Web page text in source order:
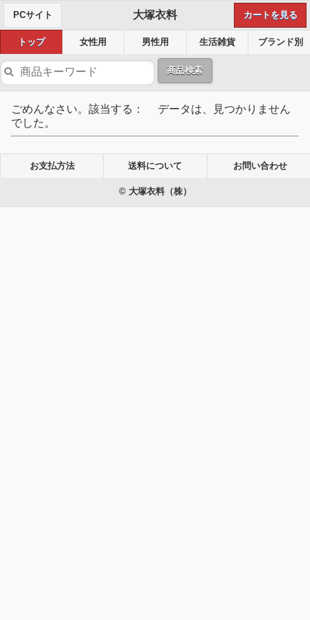
PCサイト 大塚衣料 カートを見る
トップ 女性用 男性用 生活雑貨 ブランド別
商品検索
ごめんなさい。該当する： データは、見つかりません
でした。
お支払方法 送料について お問い合わせ
© 大塚衣料（株）